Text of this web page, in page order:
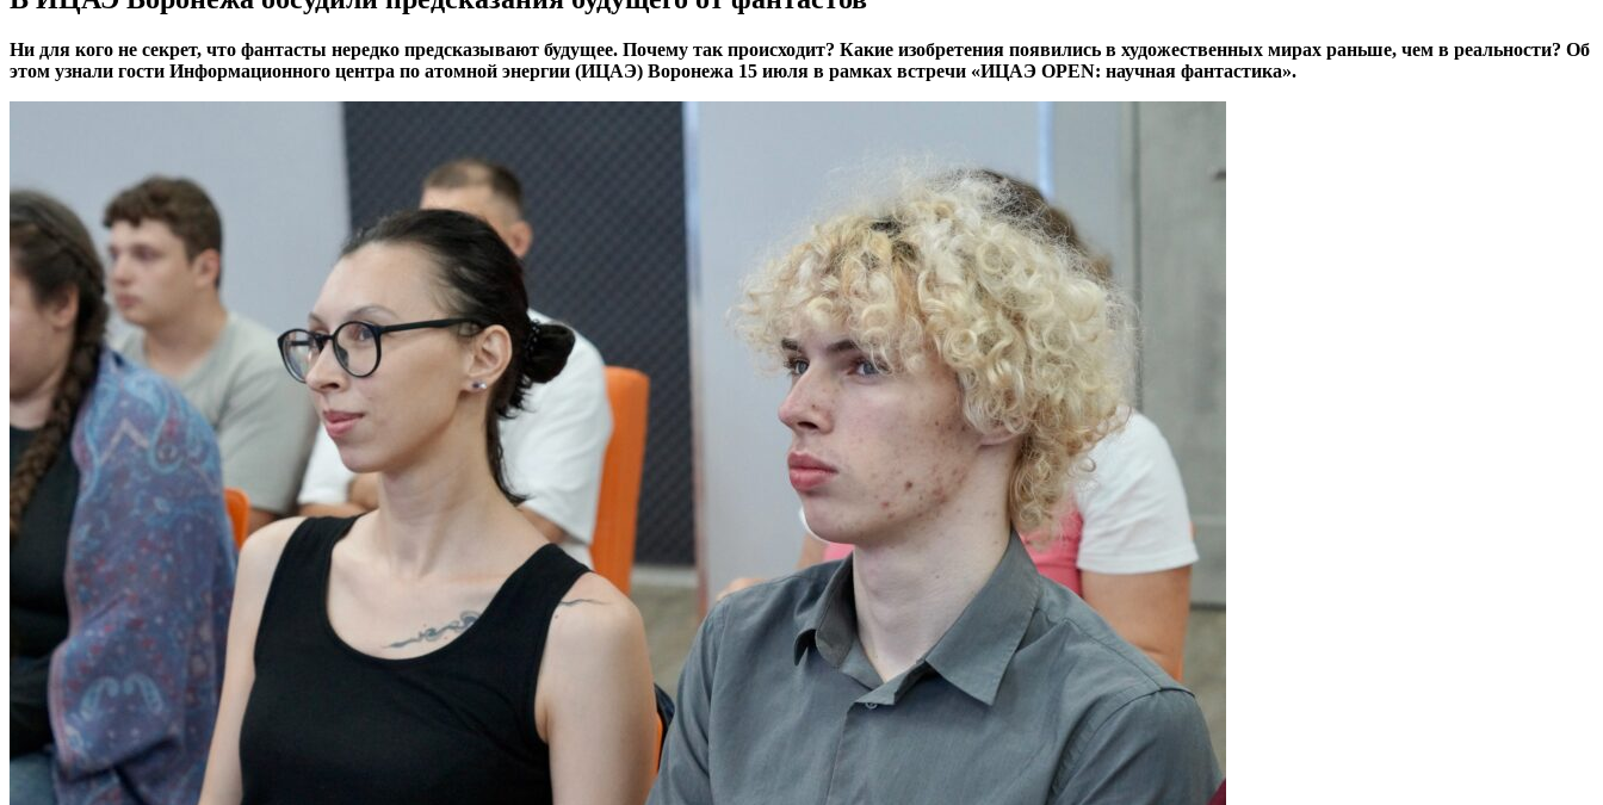
Ни для кого не секрет, что фантасты нередко предсказывают будущее. Почему так происходит? Какие изобретения появились в художественных мирах раньше, чем в реальности? Об
этом узнали гости Информационного центра по атомной энергии (ИЦАЭ) Воронежа 15 июля в рамках встречи «ИЦАЭ OPEN: научная фантастика».